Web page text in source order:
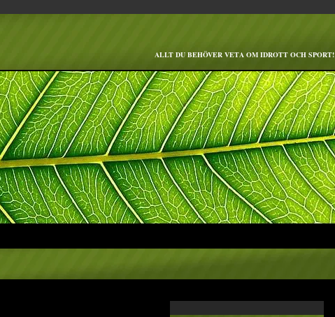
ALLT DU BEHÖVER VETA OM IDROTT OCH SPORT!